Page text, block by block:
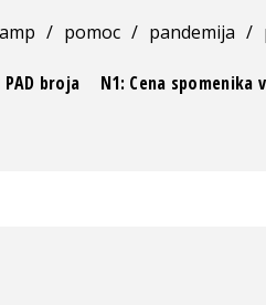
/ pomoc / pandemija /
PAD broja
N1: Cena spomenika